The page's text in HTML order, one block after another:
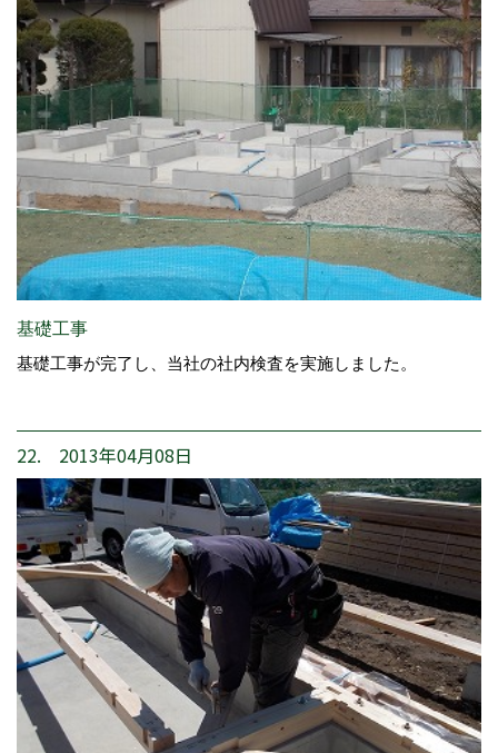
基礎工事
基礎工事が完了し、当社の社内検査を実施しました。
22. 2013年04月08日